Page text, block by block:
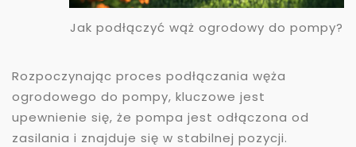
Jak podłączyć wąż ogrodowy do pompy?
Rozpoczynając proces podłączania węża
ogrodowego do pompy, kluczowe jest
upewnienie się, że pompa jest odłączona od
zasilania i znajduje się w stabilnej pozycji.